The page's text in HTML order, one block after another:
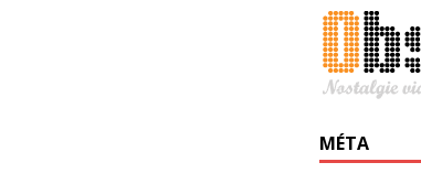
MÉTA